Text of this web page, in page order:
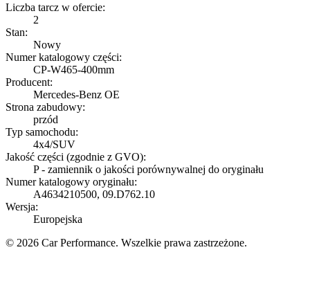
Liczba tarcz w ofercie:
2
Stan:
Nowy
Numer katalogowy części:
CP-W465-400mm
Producent:
Mercedes-Benz OE
Strona zabudowy:
przód
Typ samochodu:
4x4/SUV
Jakość części (zgodnie z GVO):
P - zamiennik o jakości porównywalnej do oryginału
Numer katalogowy oryginału:
A4634210500, 09.D762.10
Wersja:
Europejska
© 2026 Car Performance. Wszelkie prawa zastrzeżone.